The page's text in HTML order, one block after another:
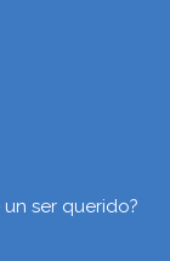
ser querido?